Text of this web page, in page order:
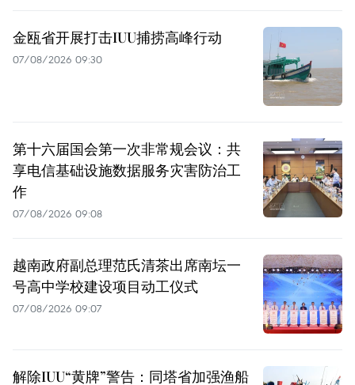
金瓯省开展打击IUU捕捞高峰行动
07/08/2026 09:30
第十六届国会第一次非常规会议：共
享电信基础设施数据服务灾害防治工
作
07/08/2026 09:08
越南政府副总理范氏清茶出席南坛一
号高中学校建设项目动工仪式
07/08/2026 09:07
解除IUU“黄牌”警告：同塔省加强渔船